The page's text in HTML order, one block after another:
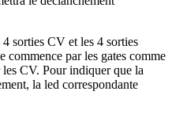
sorties CV et les 4 sorties
commence par les gates comme
CV. Pour indiquer que la
la led correspondante